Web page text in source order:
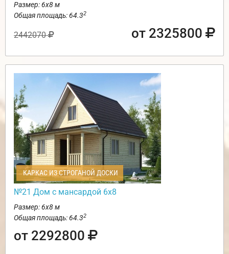
Размер: 6х8 м
Общая площадь: 64.32
2442070 от 2325800
КАРКАС ИЗ СТРОГАНОЙ ДОСКИ
№21 Дом с мансардой 6х8
Размер: 6х8 м
Общая площадь: 64.32
от 2292800